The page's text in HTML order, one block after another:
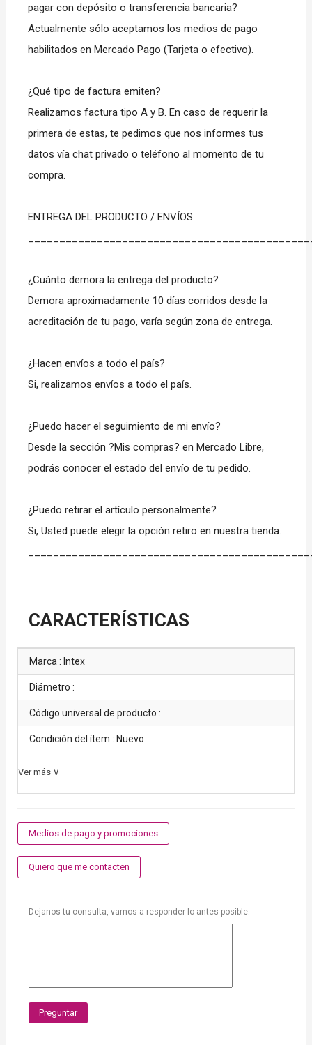
pagar con depósito o transferencia bancaria?
Actualmente sólo aceptamos los medios de pago
habilitados en Mercado Pago (Tarjeta o efectivo).
¿Qué tipo de factura emiten?
Realizamos factura tipo A y B. En caso de requerir la
primera de estas, te pedimos que nos informes tus
datos vía chat privado o teléfono al momento de tu
compra.
ENTREGA DEL PRODUCTO / ENVÍOS
¿Cuánto demora la entrega del producto?
Demora aproximadamente 10 días corridos desde la
acreditación de tu pago, varía según zona de entrega.
¿Hacen envíos a todo el país?
Si, realizamos envíos a todo el país.
¿Puedo hacer el seguimiento de mi envío?
Desde la sección ?Mis compras? en Mercado Libre,
podrás conocer el estado del envío de tu pedido.
¿Puedo retirar el artículo personalmente?
Si, Usted puede elegir la opción retiro en nuestra tienda.
CARACTERÍSTICAS
Marca : Intex
Diámetro :
Código universal de producto :
Condición del ítem : Nuevo
Ver más ∨
Medios de pago y promociones
Quiero que me contacten
Dejanos tu consulta, vamos a responder lo antes posible.
Preguntar